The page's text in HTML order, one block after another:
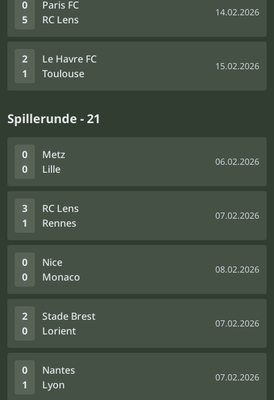
0
5
Paris FC
RC Lens
14.02.2026
2
1
Le Havre FC
Toulouse
15.02.2026
Spillerunde - 21
0
0
Metz
Lille
06.02.2026
3
1
RC Lens
Rennes
07.02.2026
0
0
Nice
Monaco
08.02.2026
2
0
Stade Brest
Lorient
07.02.2026
0
1
Nantes
Lyon
07.02.2026